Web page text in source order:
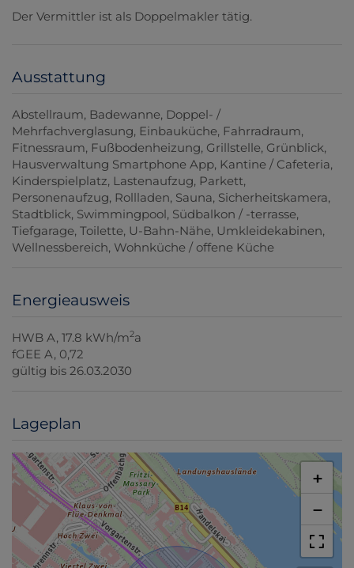
Der Vermittler ist als Doppelmakler tätig.
Ausstattung
Abstellraum Badewanne Doppel- /
Mehrfachverglasung Einbauküche Fahrradraum
Fitnessraum Fußbodenheizung Grillstelle Grünblick
Hausverwaltung Smartphone App Kantine / Cafeteria
Kinderspielplatz Lastenaufzug Parkett
Personenaufzug Rollladen Sauna Sicherheitskamera
Stadtblick Swimmingpool Südbalkon / -terrasse
Tiefgarage Toilette U-Bahn-Nähe Umkleidekabinen
Wellnessbereich Wohnküche / offene Küche
Energieausweis
HWB A, 17.8 kWh/m2a
fGEE A, 0,72
gültig bis 26.03.2030
Lageplan
+
−